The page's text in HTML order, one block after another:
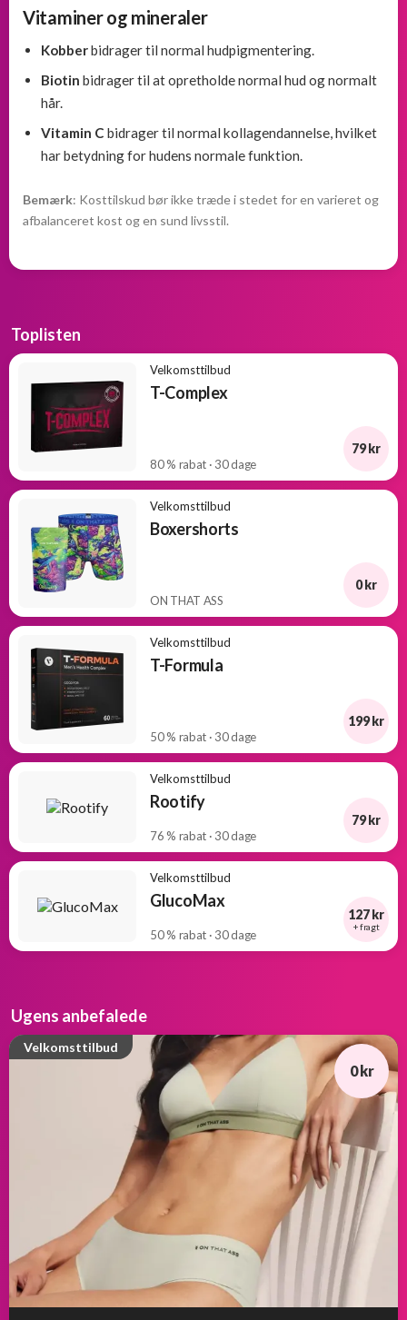
Vitaminer og mineraler
Kobberbidrager til normal hudpigmentering.
Biotin bidrager til at opretholde normal hud og normalt
hår.
Vitamin C bidrager til normal kollagendannelse, hvilket
har betydning for hudens normale funktion.
Bemærk: Kosttilskud bør ikke træde i stedet for en varieret og
afbalanceret kost og en sund livsstil.
Toplisten
Velkomsttilbud
T-Complex
80 % rabat · 30 dage
79 kr
Velkomsttilbud
Boxershorts
ON THAT ASS
0 kr
Velkomsttilbud
T-Formula
50 % rabat · 30 dage
199 kr
Velkomsttilbud
Rootify
76 % rabat · 30 dage
79 kr
Velkomsttilbud
GlucoMax
50 % rabat · 30 dage
127 kr
+ fragt
Ugens anbefalede
Velkomsttilbud
0 kr